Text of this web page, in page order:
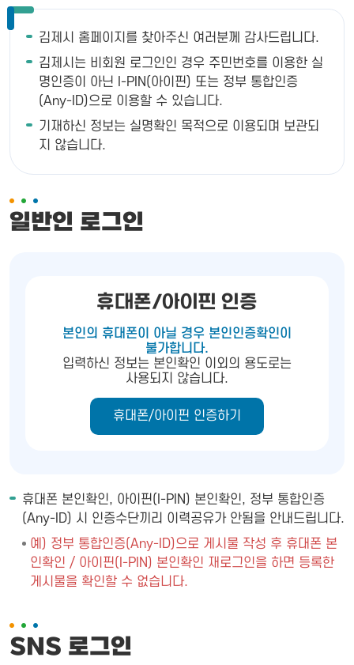
김제시 홈페이지를 찾아주신 여러분께 감사드립니다.
김제시는 비회원 로그인인 경우 주민번호를 이용한 실
명인증이 아닌 I-PIN(아이핀) 또는 정부 통합인증
(Any-ID)으로 이용할 수 있습니다.
기재하신 정보는 실명확인 목적으로 이용되며 보관되
지 않습니다.
일반인 로그인
휴대폰/아이핀 인증
본인의 휴대폰이 아닐 경우 본인인증확인이
불가합니다.
입력하신 정보는 본인확인 이외의 용도로는
사용되지 않습니다.
휴대폰/아이핀 인증하기
휴대폰 본인확인, 아이핀(I-PIN) 본인확인, 정부 통합인증
(Any-ID) 시 인증수단끼리 이력공유가 안됨을 안내드립니다.
예) 정부 통합인증(Any-ID)으로 게시물 작성 후 휴대폰 본
인확인 / 아이핀(I-PIN) 본인확인 재로그인을 하면 등록한
게시물을 확인할 수 없습니다.
SNS 로그인